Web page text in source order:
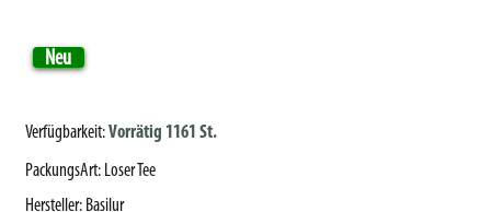
Neu
Verfügbarkeit:Vorrätig 1161 St.
PackungsArt: Loser Tee
Hersteller: Basilur